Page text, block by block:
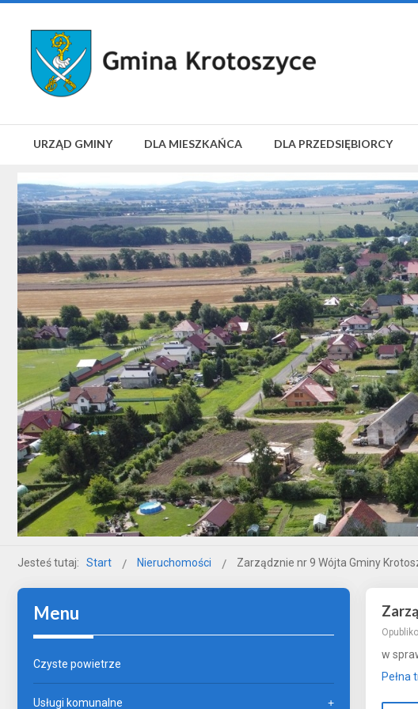
URZĄD GMINY DLA MIESZKAŃCA DLA PRZEDSIĘBIORCY
Jesteś tutaj: Start Nieruchomości Zarządznie nr 9 Wójta Gminy
w
Pełna
Menu
Czyste powietrze
Usługi komunalne